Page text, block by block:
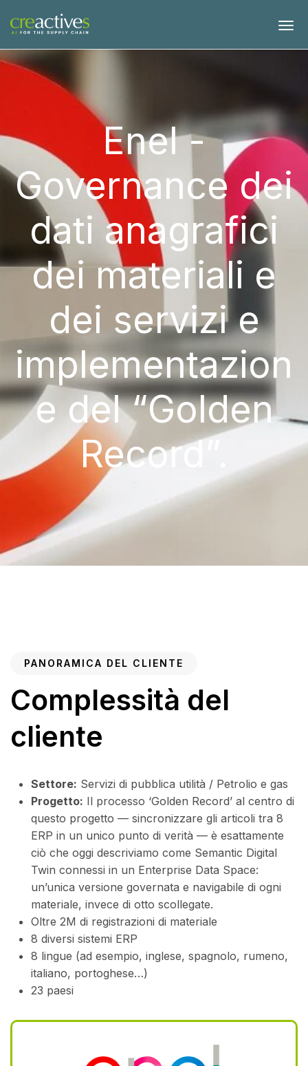
Enel -
Governance dei
dati anagrafici
dei materiali e
dei servizi e
implementazion
e del “Golden
Record”.
PANORAMICA DEL CLIENTE
Complessità del
cliente
Settore: Servizi di pubblica utilità / Petrolio e gas
Progetto: Il processo ‘Golden Record’ al centro di
questo progetto — sincronizzare gli articoli tra 8
ERP in un unico punto di verità — è esattamente
ciò che oggi descriviamo come Semantic Digital
Twin connessi in un Enterprise Data Space:
un’unica versione governata e navigabile di ogni
materiale, invece di otto scollegate.
Oltre 2M di registrazioni di materiale
8 diversi sistemi ERP
8 lingue (ad esempio, inglese, spagnolo, rumeno,
italiano, portoghese…)
23 paesi